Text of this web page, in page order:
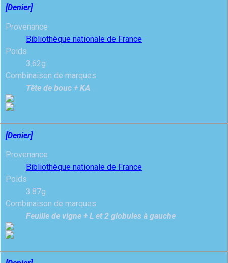
[Denier]
Provenance
Bibliothèque nationale de France
Poids
3.62g
Combinaison de marques
Tête de bouc + KA
[Denier]
Provenance
Bibliothèque nationale de France
Poids
3.87g
Combinaison de marques
Feuille de vigne + L et 2 globules à gauche